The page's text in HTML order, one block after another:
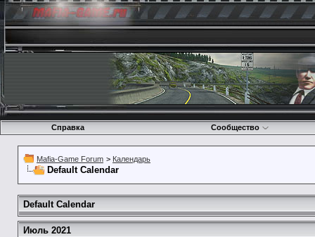
Справка Сообщество
Mafia-Game Forum > Календарь
Default Calendar
Default Calendar
Июль 2021